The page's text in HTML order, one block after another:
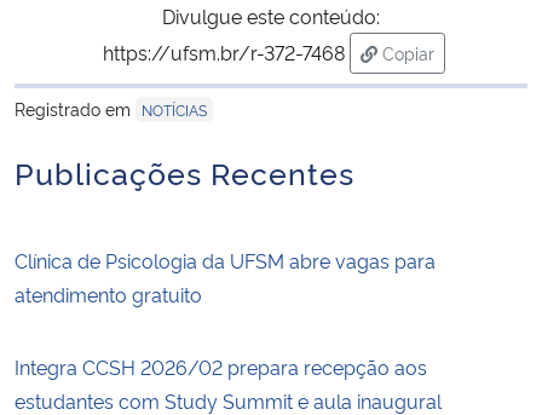
Divulgue este conteúdo:
https://ufsm.br/r-372-7468
Copiar
para área de
Registrado em
NOTÍCIAS
Publicações Recentes
Clínica de Psicologia da UFSM abre vagas para
atendimento gratuito
Integra CCSH 2026/02 prepara recepção aos
estudantes com Study Summit e aula inaugural